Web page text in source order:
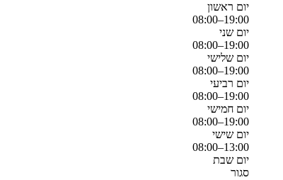
יום ראשון
08:00–19:00
יום שני
08:00–19:00
יום שלישי
08:00–19:00
יום רביעי
08:00–19:00
יום חמישי
08:00–19:00
יום שישי
08:00–13:00
יום שבת
סגור